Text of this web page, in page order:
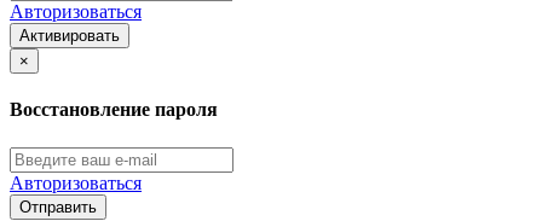
Авторизоваться
Активировать
×
Восстановление пароля
Авторизоваться
Отправить